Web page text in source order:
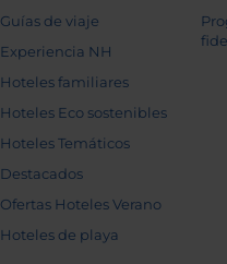
Guías de viaje
Experiencia NH
Hoteles familiares
Hoteles Eco sostenibles
Hoteles Temáticos
Destacados
Ofertas Hoteles Verano
Hoteles de playa